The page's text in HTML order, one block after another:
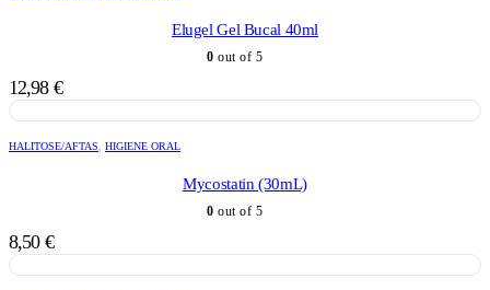
Elugel Gel Bucal 40ml
0 out of 5
12,98 €
HALITOSE/AFTAS, HIGIENE ORAL
Mycostatin (30mL)
0 out of 5
8,50 €